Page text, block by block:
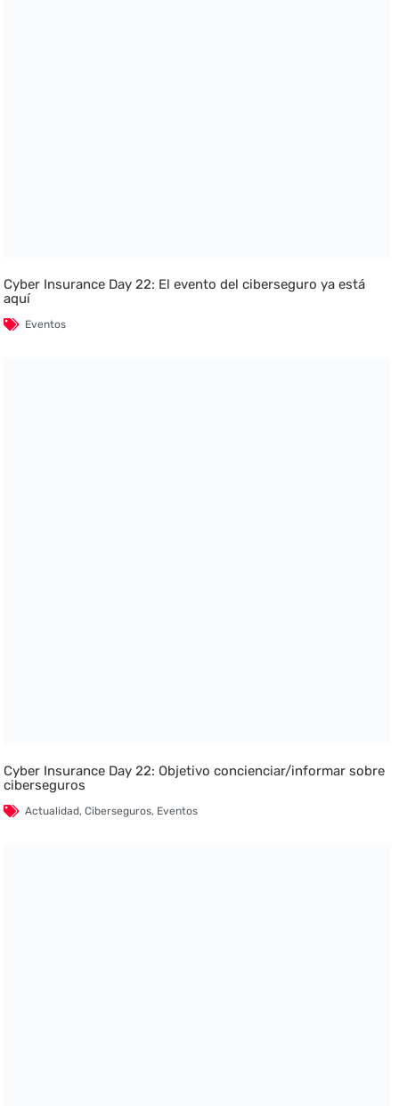
Cyber Insurance Day 22: El evento del ciberseguro ya está
aquí
Eventos
Cyber Insurance Day 22: Objetivo concienciar/informar sobre
ciberseguros
Actualidad,Ciberseguros, Eventos